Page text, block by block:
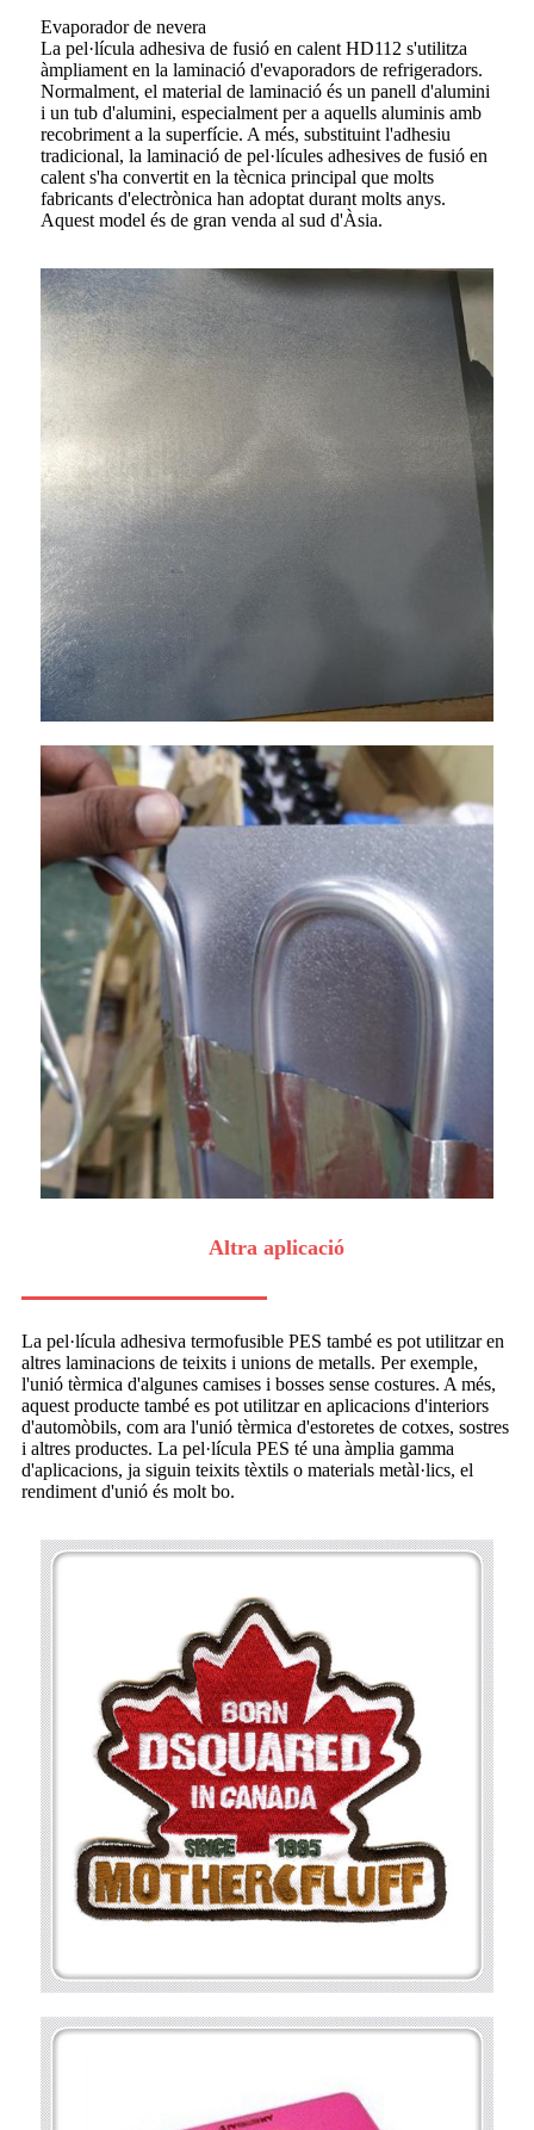
Evaporador de nevera
La pel·lícula adhesiva de fusió en calent HD112 s'utilitza
àmpliament en la laminació d'evaporadors de refrigeradors.
Normalment, el material de laminació és un panell d'alumini
i un tub d'alumini, especialment per a aquells aluminis amb
recobriment a la superfície. A més, substituint l'adhesiu
tradicional, la laminació de pel·lícules adhesives de fusió en
calent s'ha convertit en la tècnica principal que molts
fabricants d'electrònica han adoptat durant molts anys.
Aquest model és de gran venda al sud d'Àsia.
Altra aplicació
La pel·lícula adhesiva termofusible PES també es pot utilitzar en
altres laminacions de teixits i unions de metalls. Per exemple,
l'unió tèrmica d'algunes camises i bosses sense costures. A més,
aquest producte també es pot utilitzar en aplicacions d'interiors
d'automòbils, com ara l'unió tèrmica d'estoretes de cotxes, sostres
i altres productes. La pel·lícula PES té una àmplia gamma
d'aplicacions, ja siguin teixits tèxtils o materials metàl·lics, el
rendiment d'unió és molt bo.